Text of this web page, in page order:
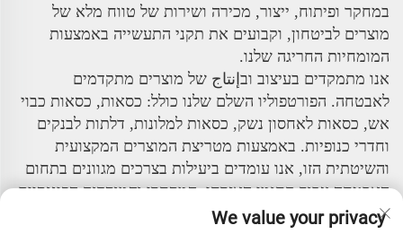
במחקר ופיתוח, ייצור, מכירה ושירות של טווח מלא של
מוצרים לביטחון, וקבועים את תקני התעשייה באמצעות
המומחיות החריגה שלנו.
אנו מתמקדים בעיצוב ובإنتاج של מוצרים מתקדמים
לאבטחה. הפורטפוליו השלם שלנו כולל: כסאות, כסאות כבוי
אש, כסאות לאחסון נשק, כסאות למלונות, דלתות לבנקים
וחדרי כנופיות. באמצעות מטריצת המוצרים המקצועית
והשיטתית הזו, אנו עומדים ביעילות בצרכים מגוונים בתחום
האבטחה עבור תחומי האזרחי, המסחרי והמוסדות הפיננסיים.
החברה מונה צוות ניהול בכיר עם חזון בינלאומי ועמדות
We value your privacy